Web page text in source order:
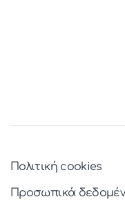
Πολιτική cookies
Προσωπικά